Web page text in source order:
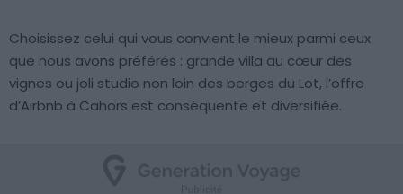
Choisissez celui qui vous convient le mieux parmi ceux
que nous avons préférés : grande villa au cœur des
vignes ou joli studio non loin des berges du Lot, l’offre
d’Airbnb à Cahors est conséquente et diversifiée.